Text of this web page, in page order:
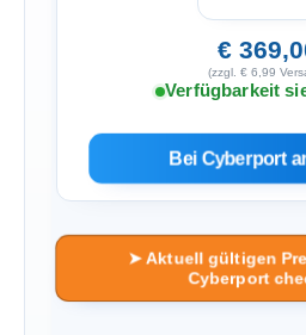
€
(zzgl. € 6,99
Verfügbarkeit
Bei Cyberport
➤ Aktuell gültigen
Cyberport